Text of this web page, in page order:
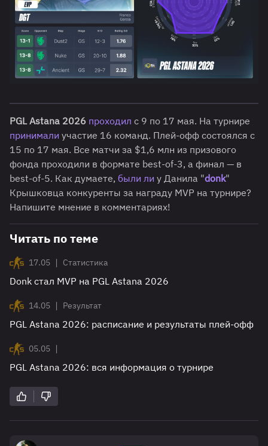
PGL Astana 2026 проходил с 9 по 17 мая. На турнире
принимали участие 16 команд. Плей-офф состоялся с
15 по 17 мая. Все матчи за $1,6 млн из призового
фонда проходили в формате best-of-3, а финал — в
best-of-5. Как думаете, были ли у Данила "donk"
Крышковца конкуренты за награду MVP на турнире?
Напишите мнение в комментариях!
Читать по теме
17.05 | Статистика
Donk стал MVP на PGL Astana 2026
14.05 | Результат
PGL Astana 2026: расписание и результаты плей-офф
05.05 |
PGL Astana 2026: вся информация о турнире